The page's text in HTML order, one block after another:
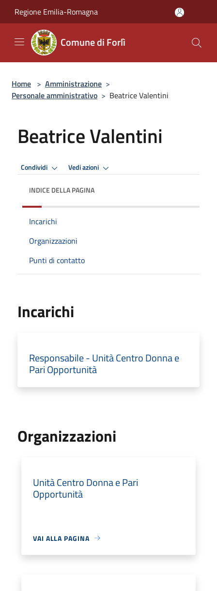
Regione Emilia-Romagna
Comune di Forlì
Home > Amministrazione >
Personale amministrativo > Beatrice Valentini
Beatrice Valentini
Condividi Vedi azioni
INDICE DELLA PAGINA
Incarichi
Organizzazioni
Punti di contatto
Incarichi
Responsabile - Unità Centro Donna e
Pari Opportunità
Organizzazioni
Unità Centro Donna e Pari
Opportunità
VAI ALLA PAGINA